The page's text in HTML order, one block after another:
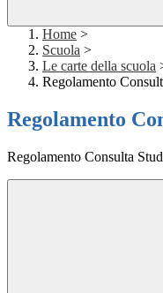
Home >
Scuola >
Le carte della scuola
Regolamento
Regolamento
Regolamento Consulta